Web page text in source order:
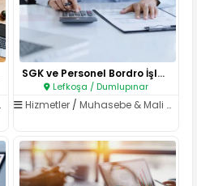
SGK ve Personel Bordro İşlemle..
Lefkoşa / Dumlupınar
Hizmetler /Muhasebe & Mali Müşavirlik